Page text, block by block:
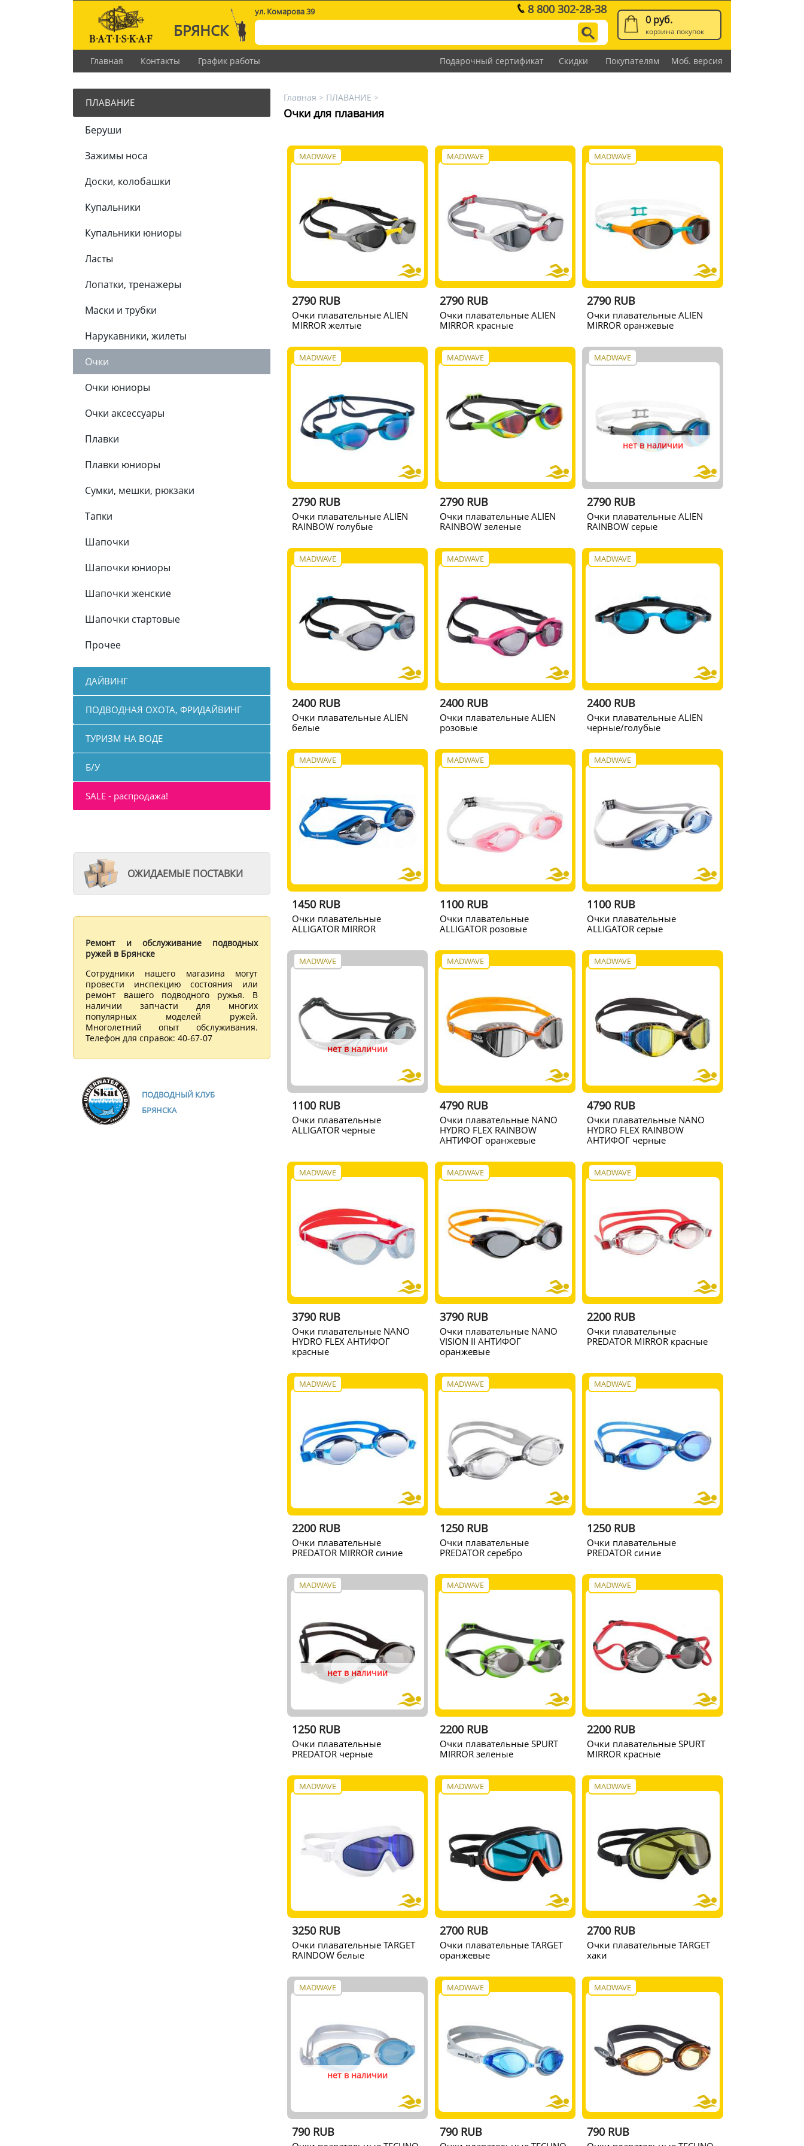
БРЯНСК
ул. Комарова 39 8 800 302-28-38
0 руб.
корзина покупок
Главная Контакты График работы Подарочный сертификат Скидки Покупателям Моб. версия
ПЛАВАНИЕ
Беруши
Зажимы носа
Доски, колобашки
Купальники
Купальники юниоры
Ласты
Лопатки, тренажеры
Маски и трубки
Нарукавники, жилеты
Очки
Очки юниоры
Очки аксессуары
Плавки
Плавки юниоры
Сумки, мешки, рюкзаки
Тапки
Шапочки
Шапочки юниоры
Шапочки женские
Шапочки стартовые
Прочее
ДАЙВИНГ
ПОДВОДНАЯ ОХОТА, ФРИДАЙВИНГ
ТУРИЗМ НА ВОДЕ
Б/У
SALE - распродажа!
ОЖИДАЕМЫЕ ПОСТАВКИ
Ремонт и обслуживание подводных
ружей в Брянске
Сотрудники нашего магазина могут
провести инспекцию состояния или
ремонт вашего подводного ружья. В
наличии запчасти для многих
популярных моделей ружей.
Многолетний опыт обслуживания.
Телефон для справок: 40-67-07
ПОДВОДНЫЙ КЛУБ
БРЯНСКА
Главная > ПЛАВАНИЕ >
Очки для плавания
MADWAVE
2790 RUB
Очки плавательные ALIEN
MIRROR желтые
MADWAVE
2790 RUB
Очки плавательные ALIEN
MIRROR красные
MADWAVE
2790 RUB
Очки плавательные ALIEN
MIRROR оранжевые
MADWAVE
2790 RUB
Очки плавательные ALIEN
RAINBOW голубые
MADWAVE
2790 RUB
Очки плавательные ALIEN
RAINBOW зеленые
MADWAVE
нет в наличии
2790 RUB
Очки плавательные ALIEN
RAINBOW серые
MADWAVE
2400 RUB
Очки плавательные ALIEN
белые
MADWAVE
2400 RUB
Очки плавательные ALIEN
розовые
MADWAVE
2400 RUB
Очки плавательные ALIEN
черные/голубые
MADWAVE
1450 RUB
Очки плавательные
ALLIGATOR MIRROR
MADWAVE
1100 RUB
Очки плавательные
ALLIGATOR розовые
MADWAVE
1100 RUB
Очки плавательные
ALLIGATOR серые
MADWAVE
нет в наличии
1100 RUB
Очки плавательные
ALLIGATOR черные
MADWAVE
4790 RUB
Очки плавательные NANO
HYDRO FLEX RAINBOW
АНТИФОГ оранжевые
MADWAVE
4790 RUB
Очки плавательные NANO
HYDRO FLEX RAINBOW
АНТИФОГ черные
MADWAVE
3790 RUB
Очки плавательные NANO
HYDRO FLEX АНТИФОГ
красные
MADWAVE
3790 RUB
Очки плавательные NANO
VISION II АНТИФОГ
оранжевые
MADWAVE
2200 RUB
Очки плавательные
PREDATOR MIRROR красные
MADWAVE
2200 RUB
Очки плавательные
PREDATOR MIRROR синие
MADWAVE
1250 RUB
Очки плавательные
PREDATOR серебро
MADWAVE
1250 RUB
Очки плавательные
PREDATOR синие
MADWAVE
нет в наличии
1250 RUB
Очки плавательные
PREDATOR черные
MADWAVE
2200 RUB
Очки плавательные SPURT
MIRROR зеленые
MADWAVE
2200 RUB
Очки плавательные SPURT
MIRROR красные
MADWAVE
3250 RUB
Очки плавательные TARGET
RAINDOW белые
MADWAVE
2700 RUB
Очки плавательные TARGET
оранжевые
MADWAVE
2700 RUB
Очки плавательные TARGET
хаки
MADWAVE
нет в наличии
790 RUB
MADWAVE
790 RUB
MADWAVE
790 RUB